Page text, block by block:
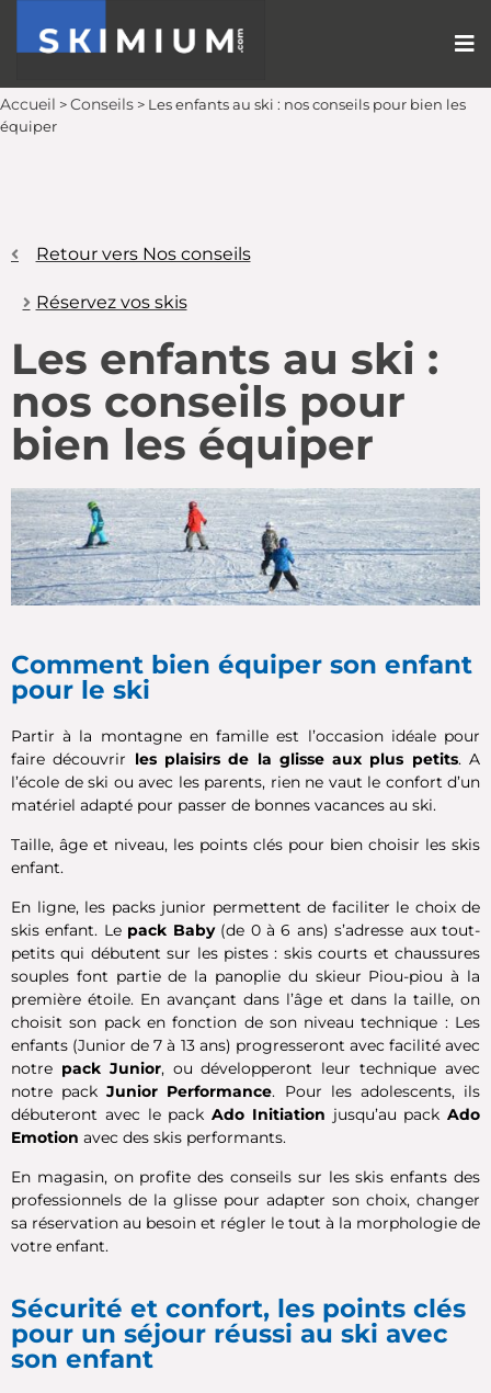
Accueil >Conseils > Les enfants au ski : nos conseils pour bien les
équiper
Retour vers Nos conseils
Réservez vos skis
Les enfants au ski :
nos conseils pour
bien les équiper
Comment bien équiper son enfant
pour le ski
Partir à la montagne en famille est l’occasion idéale pour
faire découvrir les plaisirs de la glisse aux plus petits. A
l’école de ski ou avec les parents, rien ne vaut le confort d’un
matériel adapté pour passer de bonnes vacances au ski.
Taille, âge et niveau, les points clés pour bien choisir les skis
enfant.
En ligne, les packs junior permettent de faciliter le choix de
skis enfant. Le pack Baby(de 0 à 6 ans) s’adresse aux tout-
petits qui débutent sur les pistes : skis courts et chaussures
souples font partie de la panoplie du skieur Piou-piou à la
première étoile. En avançant dans l’âge et dans la taille, on
choisit son pack en fonction de son niveau technique : Les
enfants (Junior de 7 à 13 ans) progresseront avec facilité avec
notre pack Junior, ou développeront leur technique avec
notre packJunior Performance. Pour les adolescents, ils
débuteront avec le pack Ado Initiation jusqu’au pack Ado
Emotion avec des skis performants.
En magasin, on profite des conseils sur les skis enfants des
professionnels de la glisse pour adapter son choix, changer
sa réservation au besoin et régler le tout à la morphologie de
votre enfant.
Sécurité et confort, les points clés
pour un séjour réussi au ski avec
son enfant